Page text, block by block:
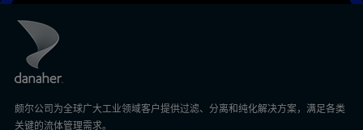
颇尔公司为全球广大工业领域客户提供过滤、分离和纯化解决方案，满足各类
关键的流体管理需求。